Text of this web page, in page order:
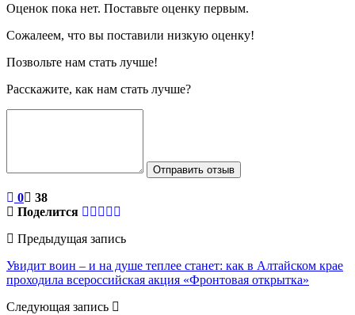
Оценок пока нет. Поставьте оценку первым.
Сожалеем, что вы поставили низкую оценку!
Позвольте нам стать лучше!
Расскажите, как нам стать лучше?
Отправить отзыв
0
38
Поделится
Предыдущая запись
Увидит воин – и на душе теплее станет: как в Алтайском крае
проходила всероссийская акция «Фронтовая открытка»
Следующая запись